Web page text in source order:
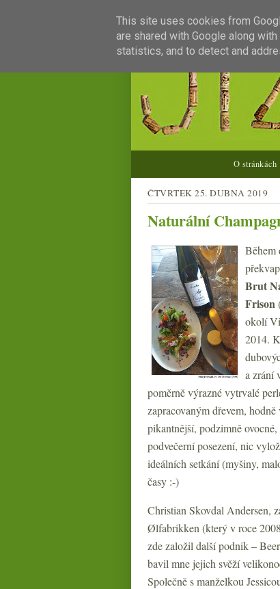
O stránkách
ČTVRTEK 25. DUBNA 2019
Naturální
Během
Brut
Frison
okolí
2014.
a zrání
poměrně výrazné vytrvalé
zapracovaným dřevem,
pikantnější, podzimně
podvečerní posezení, nic
ideálních setkání (myšiny,
časy :-)
Christian Skovdal Andersen,
Ølfabrikken (který v roce
zde založil další podnik –
bavil mne jejich svěží
Společně s manželkou
This site uses cookies from
are shared with Google along
statistics, and to detect and